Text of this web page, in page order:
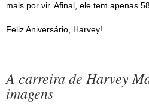
mais por vir. Afinal, ele tem apenas
Feliz Aniversário, Harvey!
A carreira de Harvey
imagens